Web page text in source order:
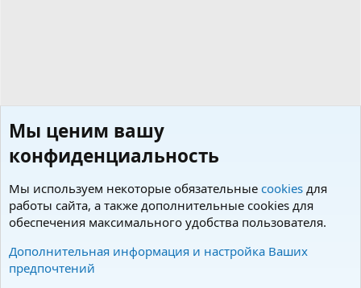
Пользователи
Cookies Charm by DCom
Мы ценим вашу
конфиденциальность
Мы используем некоторые обязательные cookies для
работы сайта, а также дополнительные cookies для
обеспечения максимального удобства пользователя.
Дополнительная информация и настройка Ваших
предпочтений